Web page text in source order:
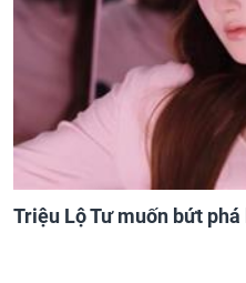
Triệu Lộ Tư muốn bứt